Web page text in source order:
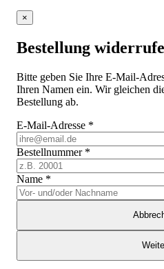
×
Bestellung
Bitte geben Sie Ihre E-Mail-
Ihren Namen ein. Wir gleichen
Bestellung ab.
E-Mail-Adresse *
Bestellnummer *
Name *